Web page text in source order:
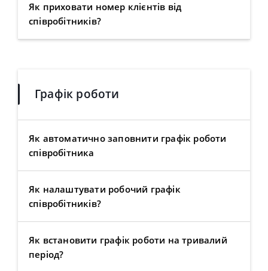
Як приховати номер клієнтів від
співробітників?
Графік роботи
Як автоматично заповнити графік роботи
співробітника
Як налаштувати робочий графік
співробітників?
Як встановити графік роботи на тривалий
період?